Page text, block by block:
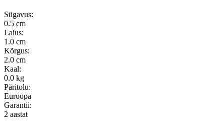
Sügavus:
0.5 cm
Laius:
1.0 cm
Kõrgus:
2.0 cm
Kaal:
0.0 kg
Päritolu:
Euroopa
Garantii:
2 aastat